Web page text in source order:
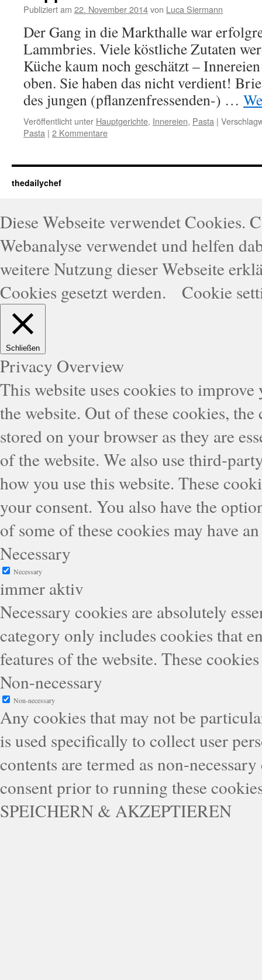
Publiziert am 22. November 2014von Luca Siermann
Der Gang in die Markthalle war
Lammbries. Viele köstliche Zutaten
Küche kaum noch geschätzt –
oben. Sie haben das nicht verdient!
des jungen (pflanzenfressenden-) …
Veröffentlicht unter Hauptgerichte, Innereien, Pasta |
Pasta | 2 Kommentare
thedailychef
Diese Webseite verwendet Cookies.
Webanalyse verwendet und helfen
weitere Nutzung dieser Webseite
Cookies gesetzt werden.
Cookie
Schließen
Privacy Overview
This website uses cookies to
the website. Out of these cookies,
stored on your browser as they are
of the website. We also use third-
how you use this website. These
your consent. You also have the
of some of these cookies may have
Necessary
Necessary
immer aktiv
Necessary cookies are absolutely
category only includes cookies that
features of the website. These
Non-necessary
Non-necessary
Any cookies that may not be
is used specifically to collect user
contents are termed as non-
consent prior to running these
SPEICHERN & AKZEPTIEREN